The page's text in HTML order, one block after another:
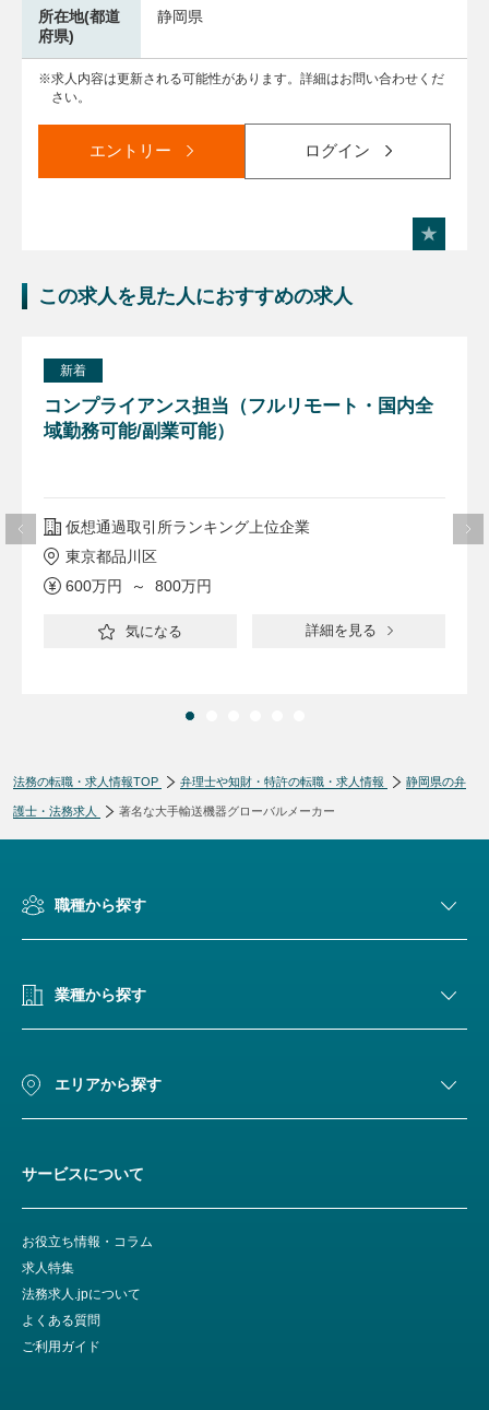
所在地(都道
府県)
静岡県
求人内容は更新される可能性があります。詳細はお問い合わせくだ
さい。
エントリー ログイン
この求人を見た人におすすめの求人
新着
コンプライアンス担当（フルリモート・国内全
域勤務可能/副業可能）
仮想通過取引所ランキング上位企業
東京都品川区
600万円 ～ 800万円
気になる 詳細を見る
法務の転職・求人情報TOP 弁理士や知財・特許の転職・求人情報 静岡県の弁
護士・法務求人 著名な大手輸送機器グローバルメーカー
職種から探す
業種から探す
エリアから探す
サービスについて
お役立ち情報・コラム
求人特集
法務求人.jpについて
よくある質問
ご利用ガイド